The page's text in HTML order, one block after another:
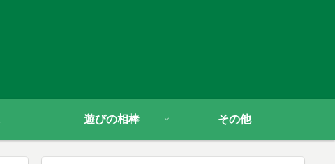
遊びの相棒 その他